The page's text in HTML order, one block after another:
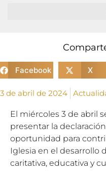
Facebook X
3 de abril de 2024
El miércoles 3 de abril
presentar la
oportunidad para
Iglesia en el desarrollo
caritativa, educativa y